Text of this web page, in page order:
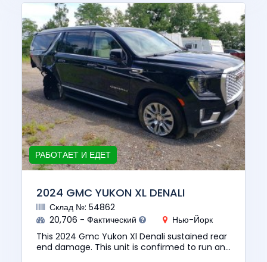
РАБОТАЕТ И ЕДЕТ
2024 GMC YUKON XL DENALI
Склад №: 54862
20,706 - Фактический
Нью-Йорк
This 2024 Gmc Yukon Xl Denali sustained rear
end damage. This unit is confirmed to run and